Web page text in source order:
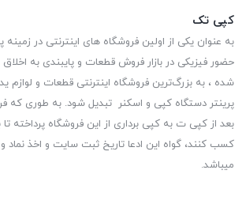
کپی تک
به عنوان یکی از اولین فروشگاه های اینترنتی در زمینه
حضور فیزیکی در بازار فروش قطعات و پایبندی به
شده ، به بزرگ‌ترین فروشگاه اینترنتی قطعات و لوازم
پرینتر دستگاه کپی و اسکنر تبدیل شود. به طوری که
بعد از کپی ت به کپی برداری از این فروشگاه پرداخته تا
کسب کنند، گواه این ادعا تاریخ ثبت سایت و اخذ نماد
میباشد.